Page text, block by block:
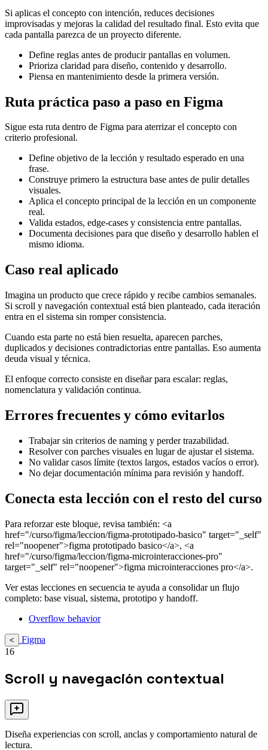
Si aplicas el concepto con intención, reduces decisiones
improvisadas y mejoras la calidad del resultado final. Esto evita que
cada pantalla parezca de un proyecto diferente.
Define reglas antes de producir pantallas en volumen.
Prioriza claridad para diseño, contenido y desarrollo.
Piensa en mantenimiento desde la primera versión.
Ruta práctica paso a paso en Figma
Sigue esta ruta dentro de Figma para aterrizar el concepto con
criterio profesional.
Define objetivo de la lección y resultado esperado en una
frase.
Construye primero la estructura base antes de pulir detalles
visuales.
Aplica el concepto principal de la lección en un componente
real.
Valida estados, edge-cases y consistencia entre pantallas.
Documenta decisiones para que diseño y desarrollo hablen el
mismo idioma.
Caso real aplicado
Imagina un producto que crece rápido y recibe cambios semanales.
Si scroll y navegación contextual está bien planteado, cada iteración
entra en el sistema sin romper consistencia.
Cuando esta parte no está bien resuelta, aparecen parches,
duplicados y decisiones contradictorias entre pantallas. Eso aumenta
deuda visual y técnica.
El enfoque correcto consiste en diseñar para escalar: reglas,
nomenclatura y validación continua.
Errores frecuentes y cómo evitarlos
Trabajar sin criterios de naming y perder trazabilidad.
Resolver con parches visuales en lugar de ajustar el sistema.
No validar casos límite (textos largos, estados vacíos o error).
No dejar documentación mínima para revisión y handoff.
Conecta esta lección con el resto del curso
Para reforzar este bloque, revisa también: <a
href="/curso/figma/leccion/figma-prototipado-basico" target="_self"
rel="noopener">figma prototipado basico</a>, <a
href="/curso/figma/leccion/figma-microinteracciones-pro"
target="_self" rel="noopener">figma microinteracciones pro</a>.
Ver estas lecciones en secuencia te ayuda a consolidar un flujo
completo: base visual, sistema, prototipo y handoff.
Overflow behavior
<
Figma
16
Scroll y navegación contextual
Diseña experiencias con scroll, anclas y comportamiento natural de
lectura.